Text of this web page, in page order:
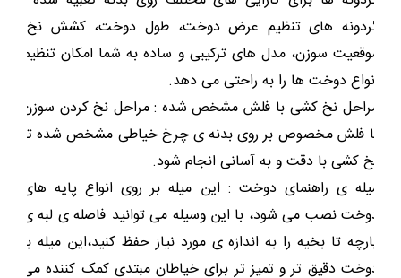
گردونه های تنظیم عرض دوخت، طول دوخت، کشش نخ،
موقعیت سوزن، مدل های ترکیبی و ساده به شما امکان تنظیم
انواع دوخت ها را به راحتی می دهد.
مراحل نخ کشی با فلش مشخص شده :مراحل نخ کردن سوزن
با فلش مخصوص بر روی بدنه ی چرخ خیاطی مشخص شده تا
نخ کشی با دقت و به آسانی انجام شود.
میله ی راهنمای دوخت : این میله بر روی انواع پایه های
دوخت نصب می شود، با این وسیله می توانید فاصله ی لبه ی
پارچه تا بخیه را به اندازه ی مورد نیاز حفظ کنید،این میله با
دوخت دقیق تر و تمیز تر برای خیاطان مبتدی کمک کننده می